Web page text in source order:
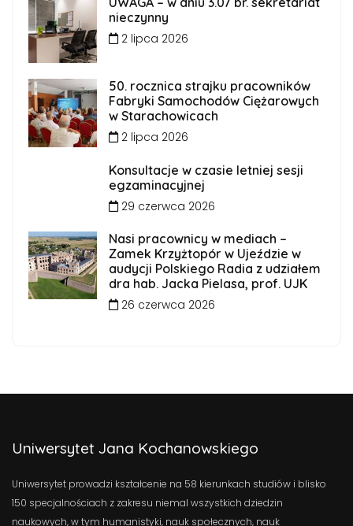
nieczynny
2 lipca 2026
50. rocznica strajku pracowników
Fabryki Samochodów Ciężarowych
w Starachowicach
2 lipca 2026
Konsultacje w czasie letniej sesji
egzaminacyjnej
29 czerwca 2026
Nasi pracownicy w mediach –
Zamek Krzyżtopór w Ujeździe w
audycji Polskiego Radia z udziałem
dra hab. Jacka Pielasa, prof. UJK
26 czerwca 2026
Uniwersytet Jana Kochanowskiego
Uniwersytet prowadzi kształcenie na 58 kierunkach studiów i blisko
150 specjalnościach z zakresu niemal wszystkich dziedzin
naukowych, w tym humanistyki, nauk społecznych, nauk